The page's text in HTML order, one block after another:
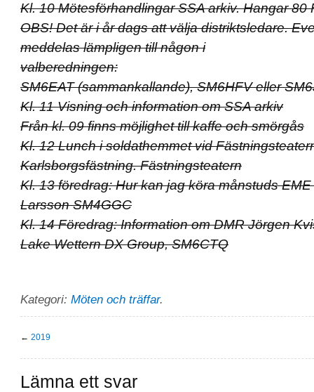
Kl. 10 Mötesförhandlingar SSA arkiv. Hangar 80
OBS! Det är i år dags att välja distriktsledare.
meddelas lämpligen till någon i
valberedningen:
SM6EAT (sammankallande), SM6HFV eller
Kl. 11 Visning och information om SSA arkiv
Från kl. 09 finns möjlighet till kaffe och smörgås
Kl. 12 Lunch i soldathemmet vid
Karlsborgsfästning. Fästningsteatern
Kl. 13 föredrag: Hur kan jag köra månstuds
Larsson SM4GGC
Kl. 14 Föredrag: Information om DMR Jörgen
Lake Wettern DX Group, SM6CTQ
Kategori: Möten och träffar.
← 2019
Lämna ett svar